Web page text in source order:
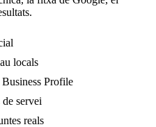
locals
Profile
servei
reals